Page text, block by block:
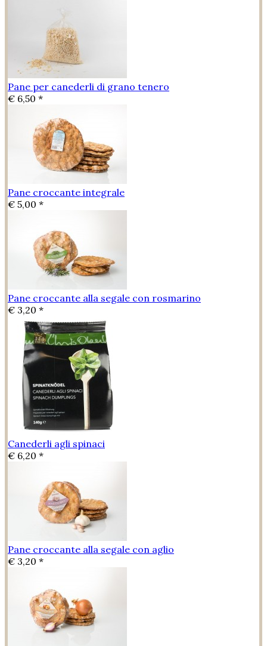
Pane per canederli di grano tenero
€ 6,50 *
Pane croccante integrale
€ 5,00 *
Pane croccante alla segale con rosmarino
€ 3,20 *
Canederli agli spinaci
€ 6,20 *
Pane croccante alla segale con aglio
€ 3,20 *